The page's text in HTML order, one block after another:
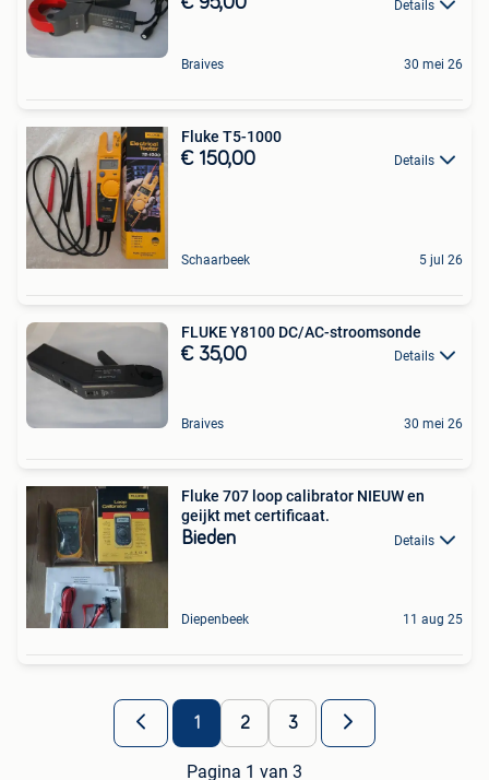
Details
Braives 30 mei 26
Fluke T5-1000
€ 150,00 Details
Schaarbeek 5 jul 26
FLUKE Y8100 DC/AC-stroomsonde
€ 35,00 Details
Braives 30 mei 26
Fluke 707 loop calibrator NIEUW en
geijkt met certificaat.
Bieden Details
Diepenbeek 11 aug 25
1 2 3
Pagina 1 van 3